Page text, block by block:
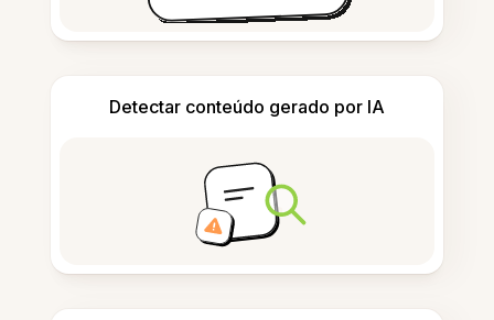
Detectar conteúdo gerado por IA